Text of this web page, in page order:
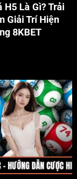
H5 Là Gì? Trải
Giải Trí Hiện
8KBET
miền bắc là gì?